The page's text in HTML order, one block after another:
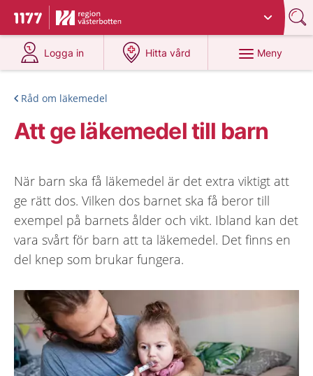
Till startsidan för 1177
Du har valt region
Logga in
på 1177.se
Hitta vård
på 1177.se
Meny
Råd om läkemedel
Att ge läkemedel till barn
När barn ska få läkemedel är det extra viktigt att
ge rätt dos. Vilken dos barnet ska få beror till
exempel på barnets ålder och vikt. Ibland kan det
vara svårt för barn att ta läkemedel. Det finns en
del knep som brukar fungera.